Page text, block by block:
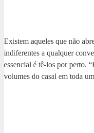
Existem aqueles que não
indiferentes a qualquer
essencial é tê-los por perto.
volumes do casal em toda